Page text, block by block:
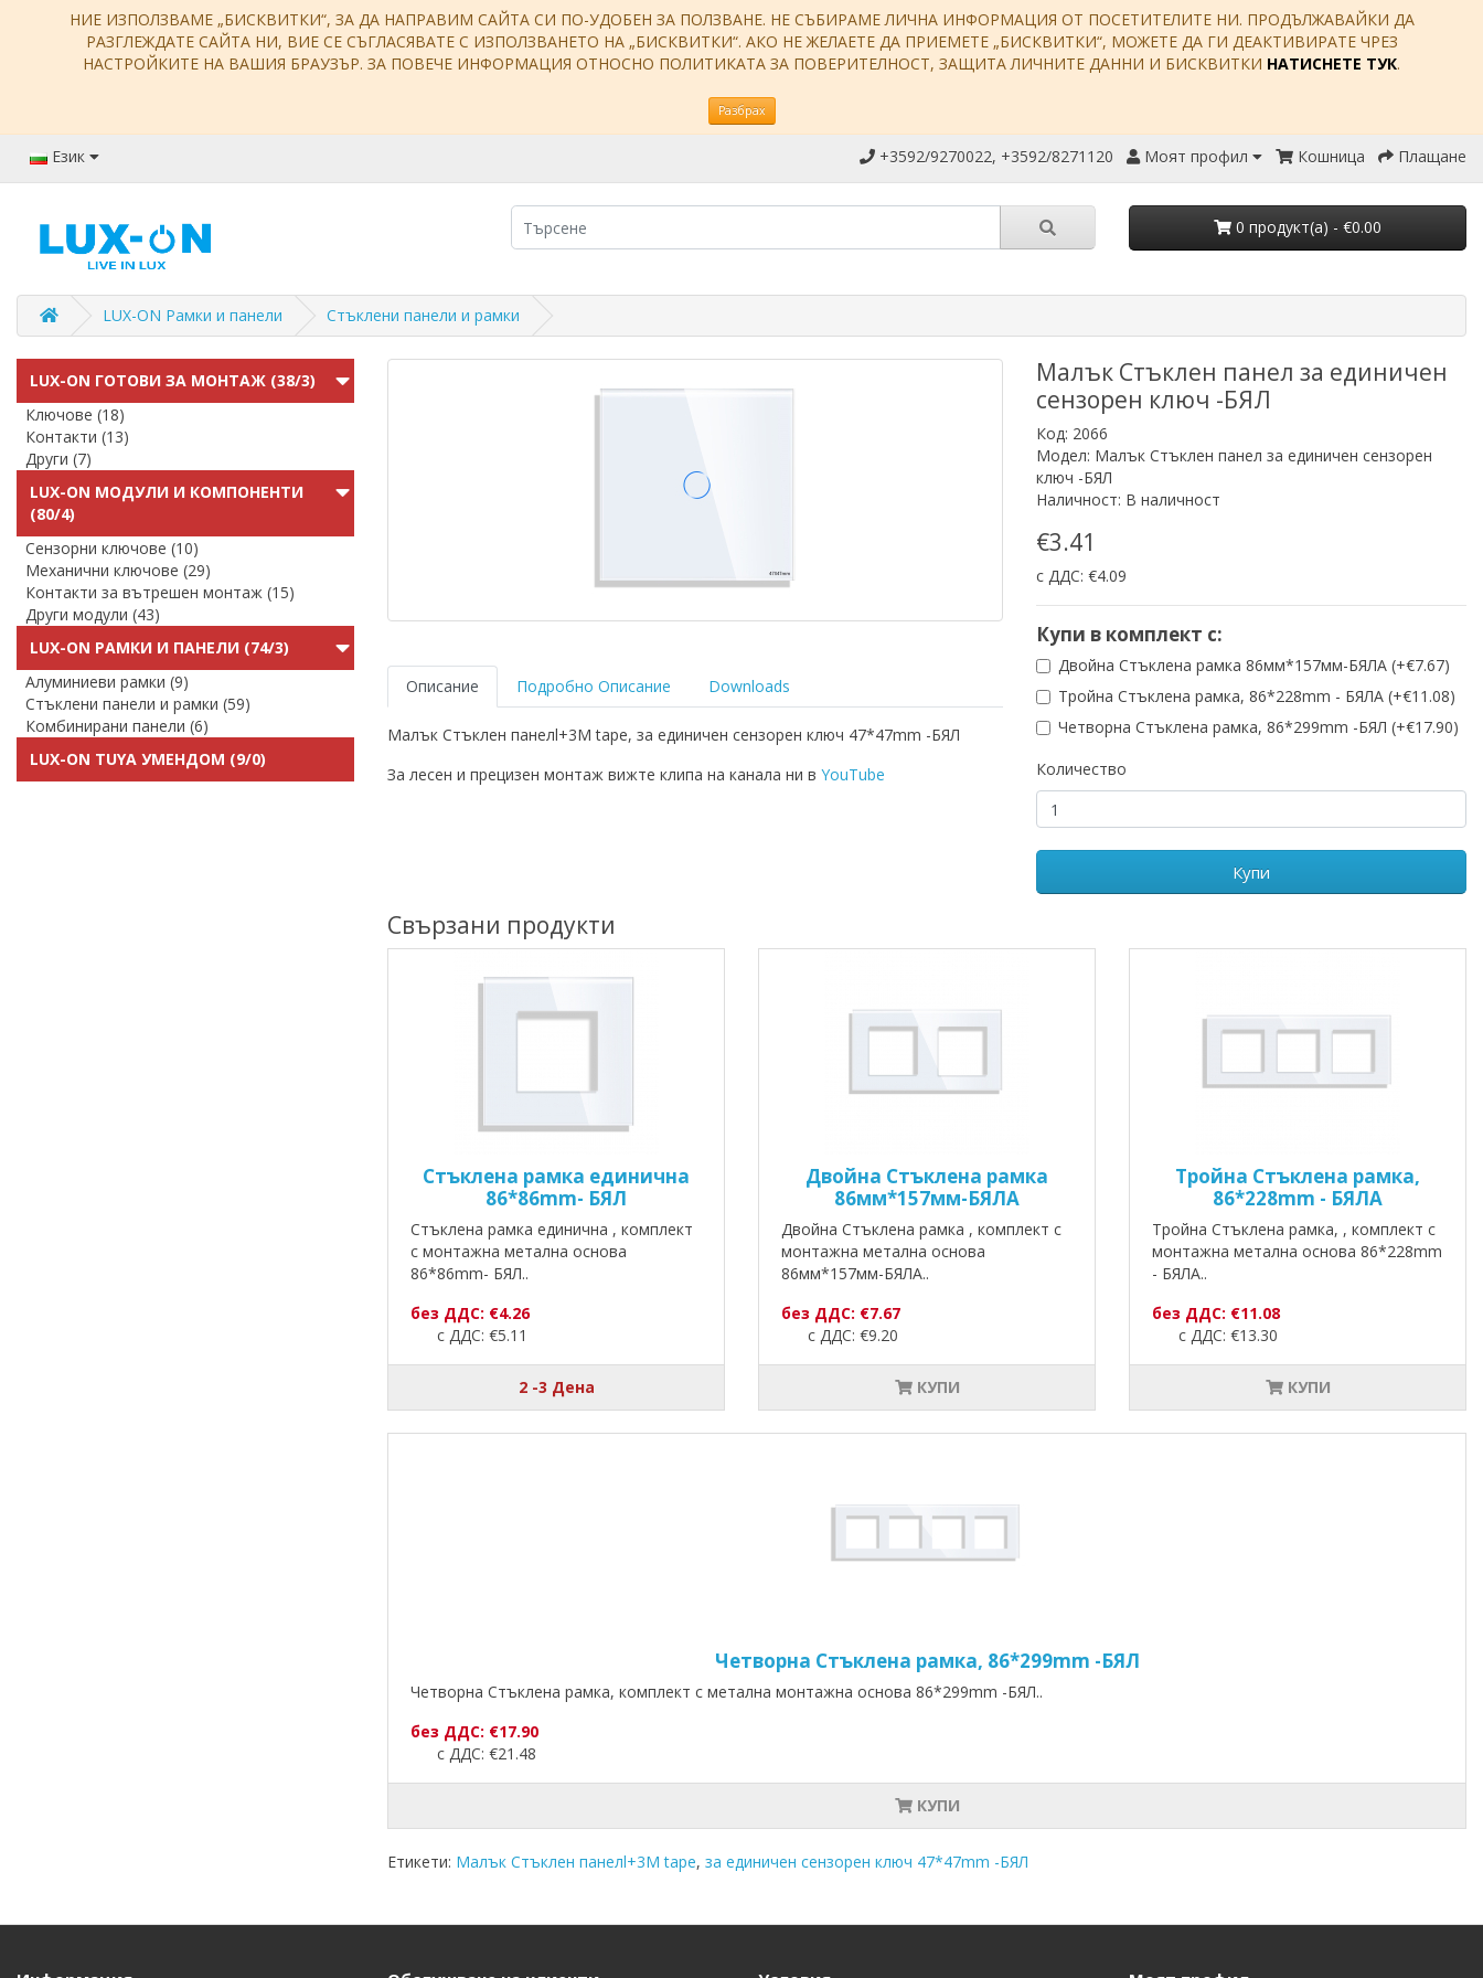
НИЕ ИЗПОЛЗВАМЕ „БИСКВИТКИ“, ЗА ДА НАПРАВИМ САЙТА СИ ПО-УДОБЕН ЗА ПОЛЗВАНЕ. НЕ СЪБИРАМЕ ЛИЧНА ИНФОРМАЦИЯ ОТ ПОСЕТИТЕЛИТЕ НИ. ПРОДЪЛЖАВАЙКИ ДА
РАЗГЛЕЖДАТЕ САЙТА НИ, ВИЕ СЕ СЪГЛАСЯВАТЕ С ИЗПОЛЗВАНЕТО НА „БИСКВИТКИ“. АКО НЕ ЖЕЛАЕТЕ ДА ПРИЕМЕТЕ „БИСКВИТКИ“, МОЖЕТЕ ДА ГИ ДЕАКТИВИРАТЕ ЧРЕЗ
НАСТРОЙКИТЕ НА ВАШИЯ БРАУЗЪР. ЗА ПОВЕЧЕ ИНФОРМАЦИЯ ОТНОСНО ПОЛИТИКАТА ЗА ПОВЕРИТЕЛНОСТ, ЗАЩИТА ЛИЧНИТЕ ДАННИ И БИСКВИТКИ НАТИСНЕТЕ ТУК.
Разбрах
Език +3592/9270022, +3592/8271120 Моят профил Кошница Плащане
0 продукт(a) - €0.00
LUX-ON Рамки и панели Стъклени панели и рамки
LUX-ON ГОТОВИ ЗА МОНТАЖ (38/3)
Ключове (18)
Контакти (13)
Други (7)
LUX-ON МОДУЛИ И КОМПОНЕНТИ
(80/4)
Сензорни ключове (10)
Механични ключове (29)
Контакти за вътрешен монтаж (15)
Други модули (43)
LUX-ON РАМКИ И ПАНЕЛИ (74/3)
Алуминиеви рамки (9)
Стъклени панели и рамки (59)
Комбинирани панели (6)
LUX-ON TUYA УМЕНДОМ (9/0)
Описание Подробно Описание Downloads
Малък Стъклен панелl+3M tape, за единичен сензорен ключ 47*47mm -БЯЛ
За лесен и прецизен монтаж вижте клипа на канала ни в YouTube
Малък Стъклен панел за единичен
сензорен ключ -БЯЛ
Код: 2066
Модел: Малък Стъклен панел за единичен сензорен
ключ -БЯЛ
Наличност: В наличност
€3.41
с ДДС: €4.09
Купи в комплект с:
Двойна Стъклена рамка 86мм*157мм-БЯЛА (+€7.67)
Тройна Стъклена рамка, 86*228mm - БЯЛА (+€11.08)
Четворна Стъклена рамка, 86*299mm -БЯЛ (+€17.90)
Количество
Купи
Свързани продукти
Стъклена рамка единична
86*86mm- БЯЛ
Стъклена рамка единична , комплект
с монтажна метална основа
86*86mm- БЯЛ..
без ДДС: €4.26
с ДДС: €5.11
2 -3 Дена
Двойна Стъклена рамка
86мм*157мм-БЯЛА
Двойна Стъклена рамка , комплект с
монтажна метална основа
86мм*157мм-БЯЛА..
без ДДС: €7.67
с ДДС: €9.20
КУПИ
Тройна Стъклена рамка,
86*228mm - БЯЛА
Тройна Стъклена рамка, , комплект с
монтажна метална основа 86*228mm
- БЯЛА..
без ДДС: €11.08
с ДДС: €13.30
КУПИ
Четворна Стъклена рамка, 86*299mm -БЯЛ
Четворна Стъклена рамка, комплект с метална монтажна основа 86*299mm -БЯЛ..
без ДДС: €17.90
с ДДС: €21.48
КУПИ
Етикети: Малък Стъклен панелl+3M tape, за единичен сензорен ключ 47*47mm -БЯЛ